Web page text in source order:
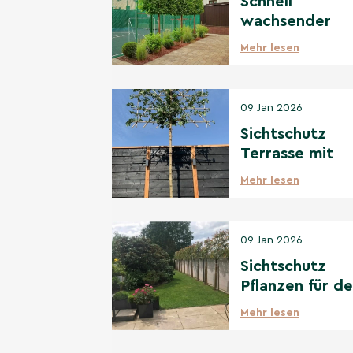
wachsender
Sichtschutz: Die
Mehr lesen
09 Jan 2026
Sichtschutz
Terrasse mit
Pflanzen: Ideen
Mehr lesen
09 Jan 2026
Sichtschutz
Pflanzen für
Garten: Die
Mehr lesen